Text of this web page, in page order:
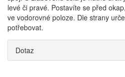
levé či pravé. Postavíte se před
ve vodorovné poloze. Dle strany
potřebovat.
Dotaz